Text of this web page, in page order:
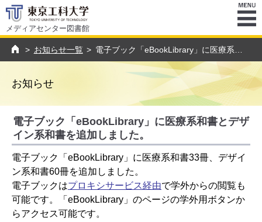
メディアセンター図書館
ENU
> お知らせ一覧 > 電子ブック「eBookLibrary」に医療系和書とデザイン系和書を追加しました。
お知らせ
電子ブック「eBookLibrary」に医療系和書とデザ
イン系和書を追加しました。
電子ブック「eBookLibrary」に医療系和書33冊、デザイ
ン系和書60冊を追加しました。
電子ブックはプロキシサービス経由で学外からの閲覧も
可能です。「eBookLibrary」のページの学外用ボタンか
らアクセス可能です。